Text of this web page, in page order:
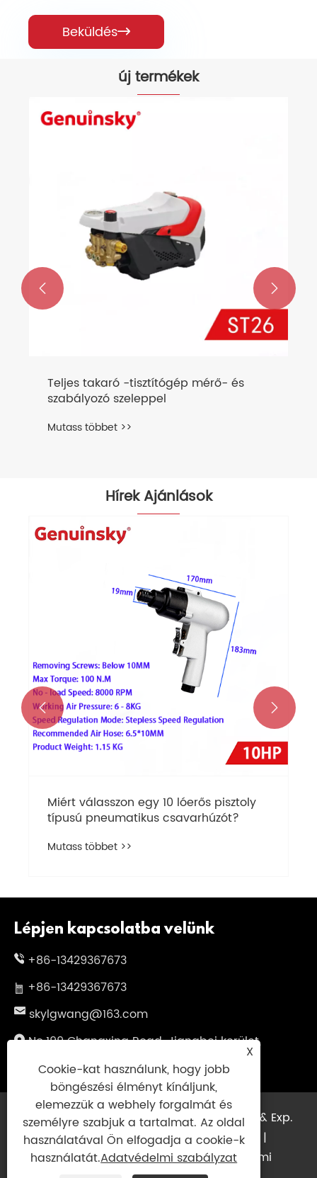
Beküldés
új termékek
Teljes takaró -tisztítógép mérő- és
szabályozó szeleppel
Mutass többet >>
 
Hírek Ajánlások
Miért válasszon egy 10 lóerős pisztoly
típusú pneumatikus csavarhúzót?
Mutass többet >>
 
Lépjen kapcsolatba velünk
+86-13429367673
+86-13429367673
skylgwang@163.com
No.199 Changxing Road, Jiangbei kerület,
Ningbo City, Zhejiang tartomány, Kína
Copyright © 2025 Ningbo Genuinsky imp. & Exp.
Co., Ltd. Minden jog fenntartva.Links
|
Sitemap|RSS|XML |Adatvédelmi
X
Cookie-kat használunk, hogy jobb
böngészési élményt kínáljunk,
elemezzük a webhely forgalmát és
személyre szabjuk a tartalmat. Az oldal
használatával Ön elfogadja a cookie-k
használatát.Adatvédelmi szabályzat